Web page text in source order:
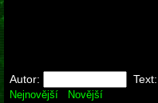
Autor: Text:
Nejnovější Novější